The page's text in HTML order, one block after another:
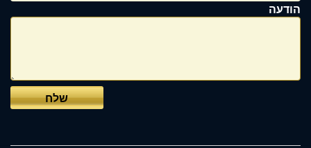
הודעה